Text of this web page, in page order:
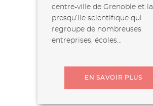
centre-ville de Grenoble et la
presqu’ile scientifique qui
regroupe de nombreuses
entreprises, écoles...
EN SAVOIR PLUS